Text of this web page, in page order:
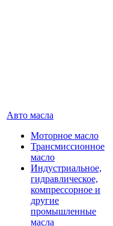
Авто масла
Моторное масло
Трансмиссионное
масло
Индустриальное,
гидравлическое,
компрессорное и
другие
промышленные
масла